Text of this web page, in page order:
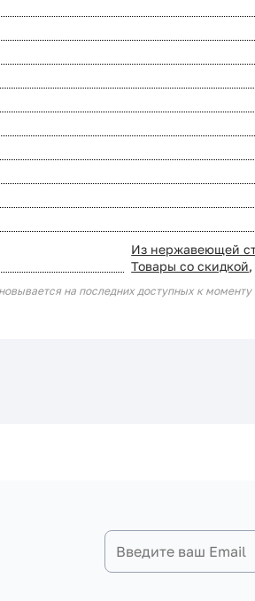
Из нержавеющей
Товары со скидкой,
на последних доступных к